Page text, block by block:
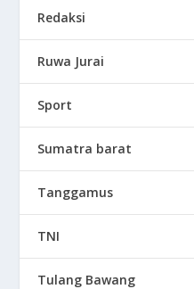
Redaksi
Ruwa Jurai
Sport
Sumatra barat
Tanggamus
TNI
Tulang Bawang